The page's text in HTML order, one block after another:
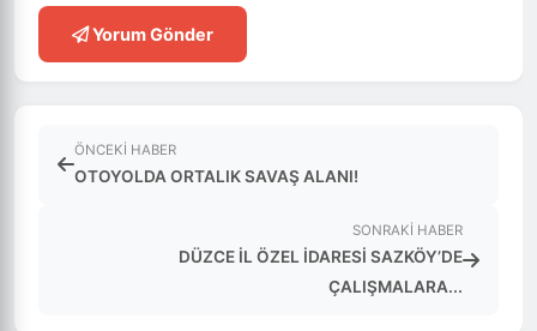
Yorum Gönder
ÖNCEKI HABER
OTOYOLDA ORTALIK SAVAŞ ALANI!
SONRAKI HABER
DÜZCE İL ÖZEL İDARESİ SAZKÖY’DE
ÇALIŞMALARA...